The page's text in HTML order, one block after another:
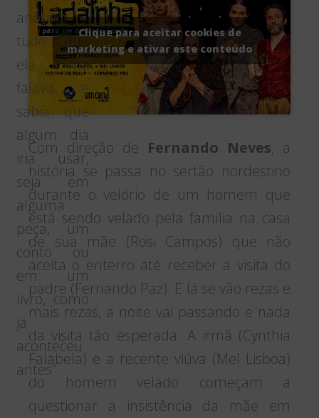
anotava
tudo o que
ela me
falava e
sabia que
algum dia
iria usar,
seja em
alguma
peça, um
conto ou
em um
livro, como
já
aconteceu
antes”.
Clique para aceitar cookies de
marketing e ativar este conteúdo
Com direção de Fernando Neves, a
história se passa no sertão nordestino
durante o velório de um homem que
está sendo velado pela família na casa
de sua mãe (Rosi Campos) que não
aceita o enterro até receber a visita do
padre (Fernando Paz). E lá se vão rezas e
mais rezas, a noite vai passando e nada
da visita tão esperada. A irmã (Cynthia
Falabela) e a recente viúva (Mel Lisboa)
do homem velado começam a
questionar a insistência da mãe em